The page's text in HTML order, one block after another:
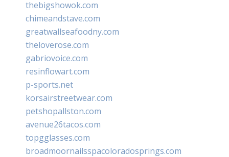
thebigshowok.com
chimeandstave.com
greatwallseafoodny.com
theloverose.com
gabriovoice.com
resinflowart.com
p-sports.net
korsairstreetwear.com
petshopallston.com
avenue26tacos.com
topgglasses.com
broadmoornailsspacoloradosprings.com